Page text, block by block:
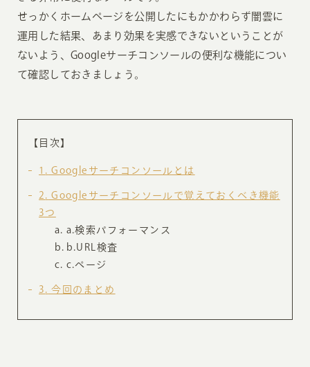
せっかくホームページを公開したにもかかわらず闇雲に
運用した結果、あまり効果を実感できないということが
ないよう、Googleサーチコンソールの便利な機能につい
て確認しておきましょう。
【目次】
1 Googleサーチコンソールとは
2
Googleサーチコンソールで覚えておくべき機能
3つ
a.検索パフォーマンス
b.URL検査
c.ページ
3 今回のまとめ